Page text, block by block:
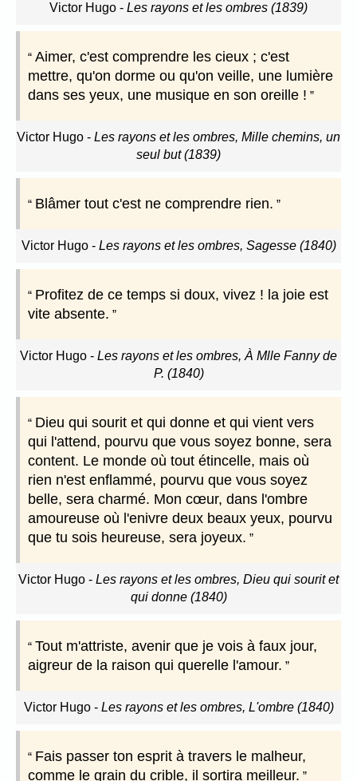
Victor Hugo - Les rayons et les ombres (1839)
Aimer, c'est comprendre les cieux ; c'est
mettre, qu'on dorme ou qu'on veille, une lumière
dans ses yeux, une musique en son oreille !
Victor Hugo - Les rayons et les ombres, Mille chemins, un
seul but (1839)
Blâmer tout c'est ne comprendre rien.
Victor Hugo- Les rayons et les ombres, Sagesse (1840)
Profitez de ce temps si doux, vivez ! la joie est
vite absente.
Victor Hugo - Les rayons et les ombres, À Mlle Fanny de
P. (1840)
Dieu qui sourit et qui donne et qui vient vers
qui l'attend, pourvu que vous soyez bonne, sera
content. Le monde où tout étincelle, mais où
rien n'est enflammé, pourvu que vous soyez
belle, sera charmé. Mon cœur, dans l'ombre
amoureuse où l'enivre deux beaux yeux, pourvu
que tu sois heureuse, sera joyeux.
Victor Hugo - Les rayons et les ombres, Dieu qui sourit et
qui donne (1840)
Tout m'attriste, avenir que je vois à faux jour,
aigreur de la raison qui querelle l'amour.
Victor Hugo- Les rayons et les ombres, L'ombre (1840)
Fais passer ton esprit à travers le malheur,
comme le grain du crible, il sortira meilleur.